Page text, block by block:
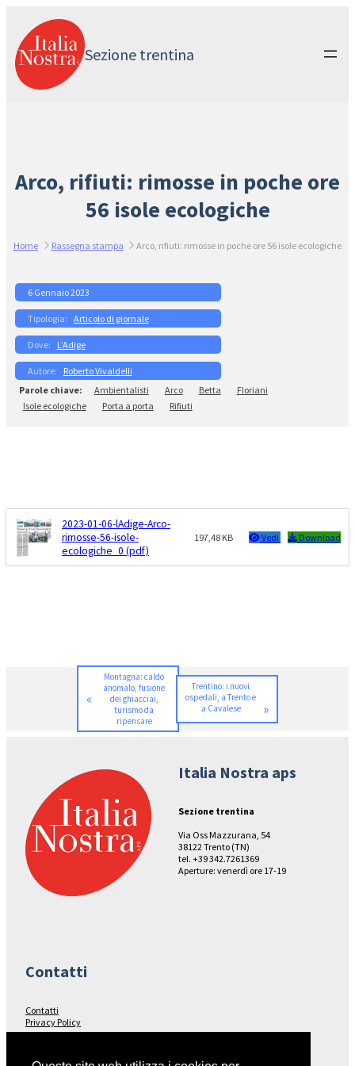
contenuto
Sezione trentina
Arco, rifiuti: rimosse in poche ore
56 isole ecologiche
Home Rassegna stampa Arco, rifiuti: rimosse in poche ore 56 isole ecologiche
6 Gennaio 2023
Articolo di giornale
L’Adige
Roberto Vivaldelli
Ambientalisti
Arco Betta
Floriani
Isole ecologiche
Porta a porta Rifiuti
2023-01-06-lAdige-Arco-
rimosse-56-isole-
ecologiche_0 (pdf)
197,48 KB Vedi Download
«
Montagna: caldo
anomalo, fusione
dei ghiacciai,
turismo da
ripensare
Trentino: i nuovi
ospedali, a Trento e
a Cavalese
»
Italia Nostra aps
Sezione trentina
Via Oss Mazzurana, 54
38122 Trento (TN)
tel. +39 342.7261369
Aperture: venerdì ore 17-19
Contatti
Contatti
Privacy Policy
Seguici su…